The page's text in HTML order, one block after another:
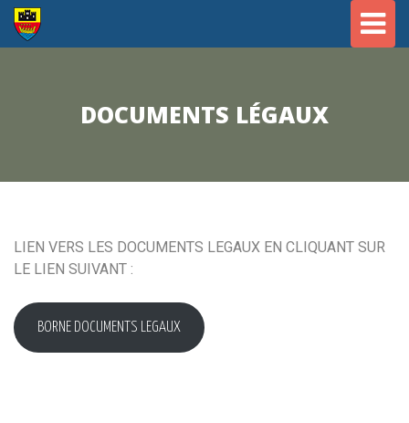
DOCUMENTS LÉGAUX
LIEN VERS LES DOCUMENTS LEGAUX EN CLIQUANT SUR
LE LIEN SUIVANT :
BORNE DOCUMENTS LEGAUX